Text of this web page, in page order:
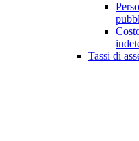
Tassi di